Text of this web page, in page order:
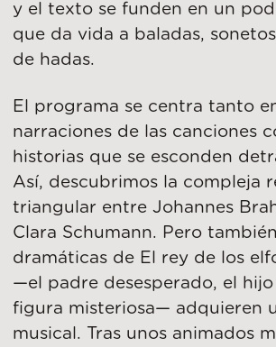
y el texto se funden en un
que da vida a baladas,
de hadas.
El programa se centra tanto
narraciones de las canciones
historias que se esconden
Así, descubrimos la compleja
triangular entre Johannes
Clara Schumann. Pero
dramáticas de El rey de los
—el padre desesperado, el
figura misteriosa— adquieren
musical. Tras unos animados